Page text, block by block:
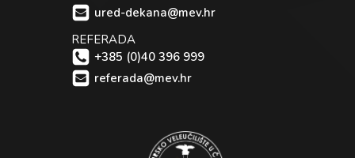
ured-dekana@mev.hr
REFERADA
+385 (0)40 396 999
referada@mev.hr